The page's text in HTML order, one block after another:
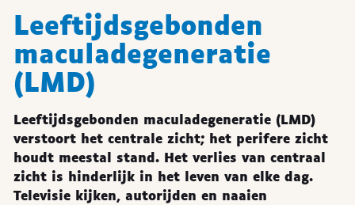
Leeftijdsgebonden
maculadegeneratie
(LMD)
Leeftijdsgebonden maculadegeneratie (LMD)
verstoort het centrale zicht; het perifere zicht
houdt meestal stand. Het verlies van centraal
zicht is hinderlijk in het leven van elke dag.
Televisie kijken, autorijden en naaien